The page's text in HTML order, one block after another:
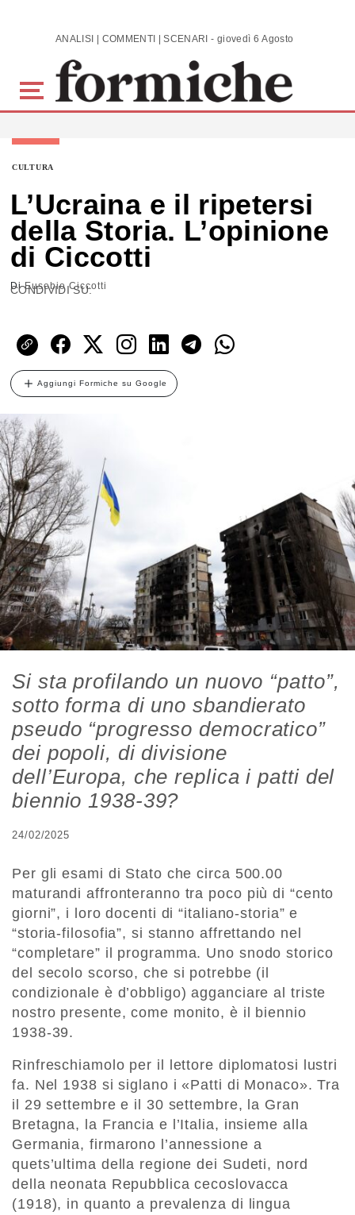
Skip to main content ANALISI | COMMENTI | SCENARI - giovedì 6 Agosto 2026
CULTURA
L’Ucraina e il ripetersi
della Storia. L’opinione
di Ciccotti
DiEusebio Ciccotti
CONDIVIDI SU:
Aggiungi Formiche su Google
Si sta profilando un nuovo “patto”,
sotto forma di uno sbandierato
pseudo “progresso democratico”
dei popoli, di divisione
dell’Europa, che replica i patti del
biennio 1938-39?
24/02/2025
Per gli esami di Stato che circa 500.00
maturandi affronteranno tra poco più di “cento
giorni”, i loro docenti di “italiano-storia” e
“storia-filosofia”, si stanno affrettando nel
“completare” il programma. Uno snodo storico
del secolo scorso, che si potrebbe (il
condizionale è d’obbligo) agganciare al triste
nostro presente, come monito, è il biennio
1938-39.
Rinfreschiamolo per il lettore diplomatosi lustri
fa. Nel 1938 si siglano i «Patti di Monaco». Tra
il 29 settembre e il 30 settembre, la Gran
Bretagna, la Francia e l’Italia, insieme alla
Germania, firmarono l’annessione a
quets’ultima della regione dei Sudeti, nord
della neonata Repubblica cecoslovacca
(1918), in quanto a prevalenza di lingua